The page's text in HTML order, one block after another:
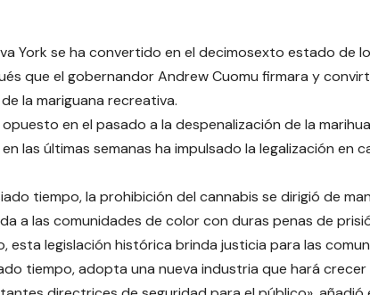
York se ha convertido en el decimosexto estado de
que el gobernandor Andrew Cuomu firmara y
la mariguana recreativa.
en el pasado a la despenalización de la
las últimas semanas ha impulsado la legalización en
tiempo, la prohibición del cannabis se dirigió de
a las comunidades de color con duras penas de
esta legislación histórica brinda justicia para las
tiempo, adopta una nueva industria que hará crecer